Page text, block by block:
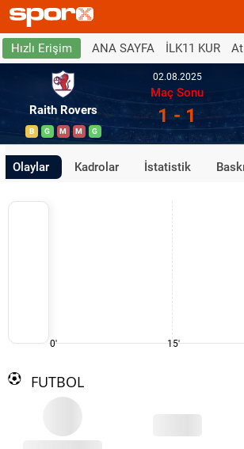
Hızlı Erişim ANA SAYFA İLK11 KUR At
Raith Rovers
B G M M G
02.08.2025
Maç Sonu
1 - 1
Olaylar Kadrolar İstatistik
0' 15'
FUTBOL